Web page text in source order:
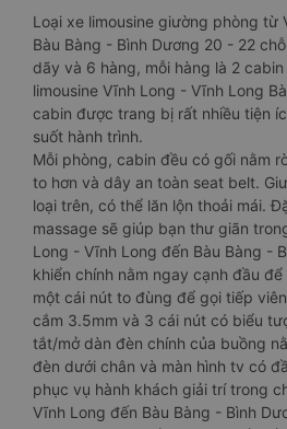
Loại xe limousine giường phòng từ
Bàu Bàng - Bình Dương 20 - 22
dãy và 6 hàng, mỗi hàng là 2
limousine Vĩnh Long - Vĩnh Long
cabin được trang bị rất nhiều tiện
suốt hành trình.
Mỗi phòng, cabin đều có gối nằm
to hơn và dây an toàn seat belt.
loại trên, có thể lăn lộn thoải mái.
massage sẽ giúp bạn thư giãn
Long - Vĩnh Long đến Bàu Bàng -
khiển chính nằm ngay cạnh đầu
một cái nút to đùng để gọi tiếp
cắm 3.5mm và 3 cái nút có biểu
tắt/mở dàn đèn chính của buồng
đèn dưới chân và màn hình tv có
phục vụ hành khách giải trí trong
Vĩnh Long đến Bàu Bàng - Bình